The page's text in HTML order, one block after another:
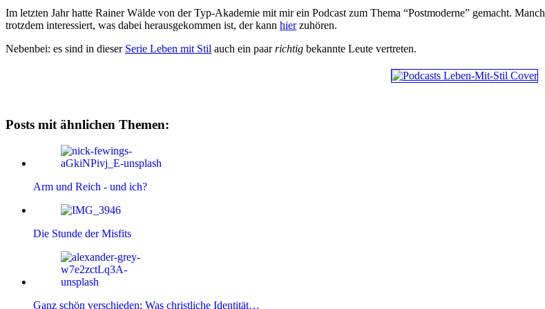
Im letzten Jahr hatte Rainer Wälde von der Typ-Akademie mit mir ein Podcast zum Thema “Postmoderne” gemacht.
trotzdem interessiert, was dabei herausgekommen ist, der kann hierzuhören.
Nebenbei: es sind in dieser Serie Leben mit Stil auch ein paarrichtig bekannte Leute vertreten.
Posts mit ähnlichen Themen:
Arm und Reich - und ich?
Die Stunde der Misfits
Ganz schön verschieden: Was christliche Identität…